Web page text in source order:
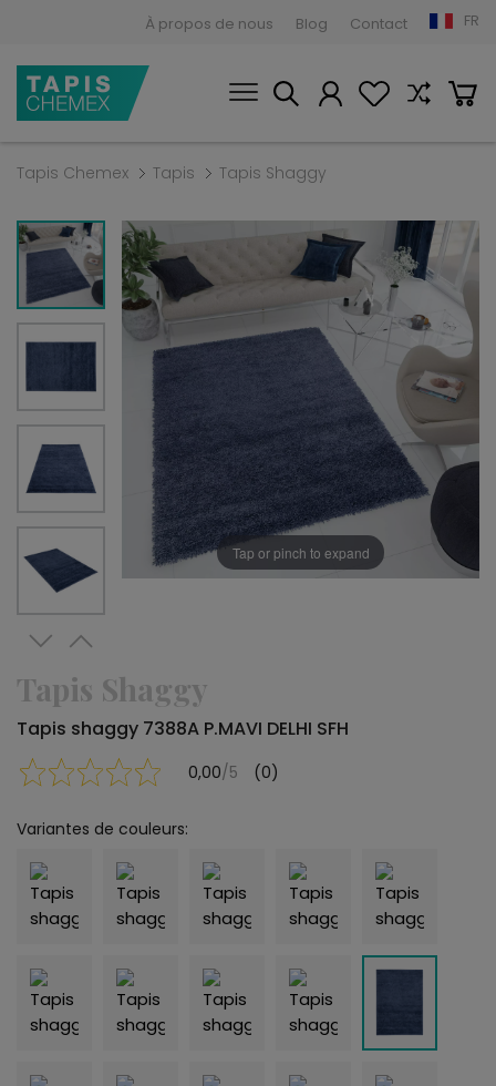
À propos de nous Blog Contact FR
Tapis Chemex Tapis Tapis Shaggy
Tap or pinch to expand
Tapis Shaggy
Tapis shaggy 7388A P.MAVI DELHI SFH
0,00/5 (0)
Variantes de couleurs: